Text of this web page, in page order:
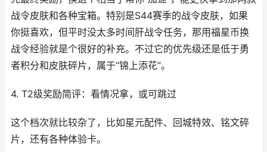
战令皮肤和各种宝箱。特别是S44赛季的战令皮肤，如果
你挺喜欢，但平时没太多时间肝战令任务，那用福星币换
战令经验就是个很好的补充。不过它的优先级还是低于勇
者积分和皮肤碎片，属于“锦上添花”。
4. T2级奖励简评：看情况拿，或可跳过
这个档次就比较杂了，比如星元配件、回城特效、铭文碎
片，还有各种体验卡。